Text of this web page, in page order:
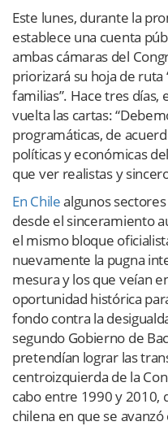
Este lunes, durante la
establece una cuenta
ambas cámaras del
priorizará su hoja de
familias”. Hace tres días,
vuelta las cartas:
programáticas, de
políticas y económicas
que ver realistas y
En Chilealgunos
desde el sinceramiento
el mismo bloque
nuevamente la pugna
mesura y los que veían
oportunidad histórica
fondo contra la
segundo Gobierno de
pretendían lograr las
centroizquierda de la
cabo entre 1990 y 2010,
chilena en que se